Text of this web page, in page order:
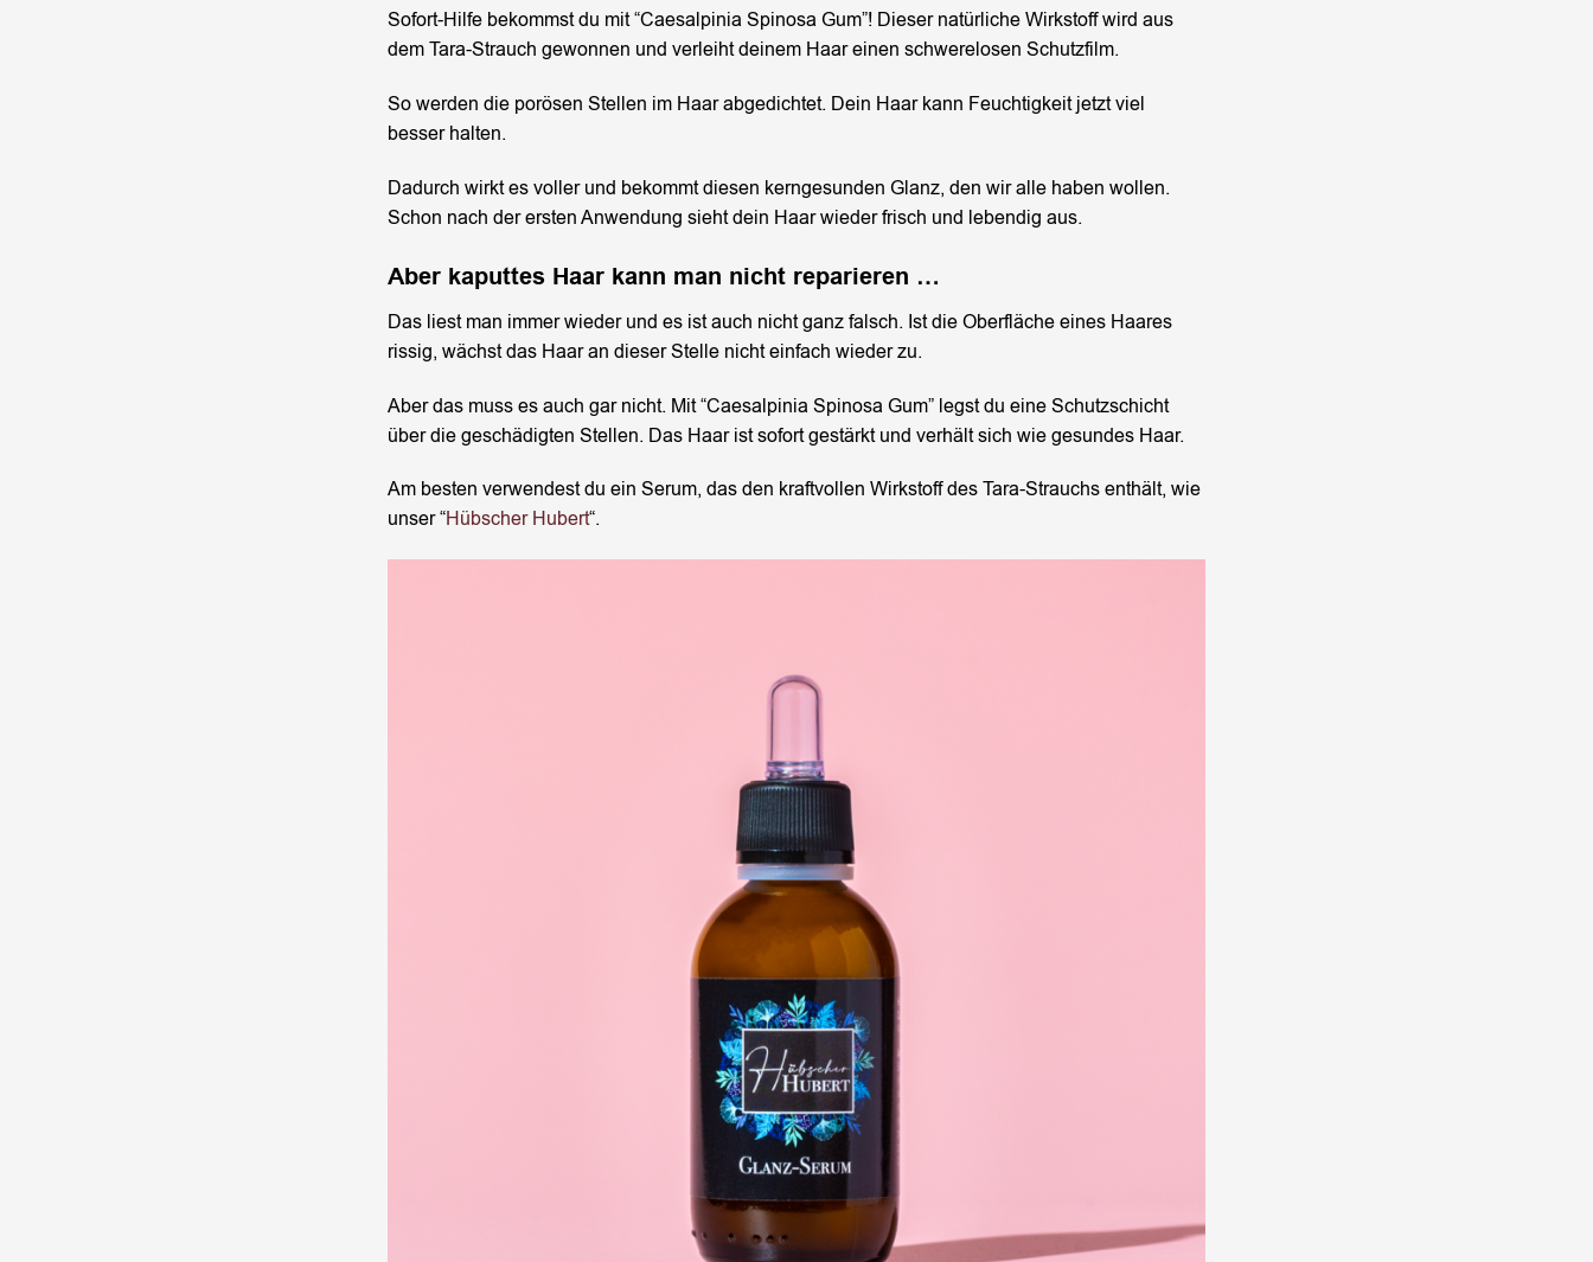
Sofort-Hilfe bekommst du mit “Caesalpinia Spinosa Gum”! Dieser natürliche Wirkstoff wird aus
dem Tara-Strauch gewonnen und verleiht deinem Haar einen schwerelosen Schutzfilm.
So werden die porösen Stellen im Haar abgedichtet. Dein Haar kann Feuchtigkeit jetzt viel
besser halten.
Dadurch wirkt es voller und bekommt diesen kerngesunden Glanz, den wir alle haben wollen.
Schon nach der ersten Anwendung sieht dein Haar wieder frisch und lebendig aus.
Aber kaputtes Haar kann man nicht reparieren …
Das liest man immer wieder und es ist auch nicht ganz falsch. Ist die Oberfläche eines Haares
rissig, wächst das Haar an dieser Stelle nicht einfach wieder zu.
Aber das muss es auch gar nicht. Mit “Caesalpinia Spinosa Gum” legst du eine Schutzschicht
über die geschädigten Stellen. Das Haar ist sofort gestärkt und verhält sich wie gesundes Haar.
Am besten verwendest du ein Serum, das den kraftvollen Wirkstoff des Tara-Strauchs enthält, wie
unser “Hübscher Hubert“.